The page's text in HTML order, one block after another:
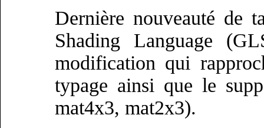
Dernière nouveauté de
Shading Language
modification qui
typage ainsi que le
mat4x3, mat2x3).